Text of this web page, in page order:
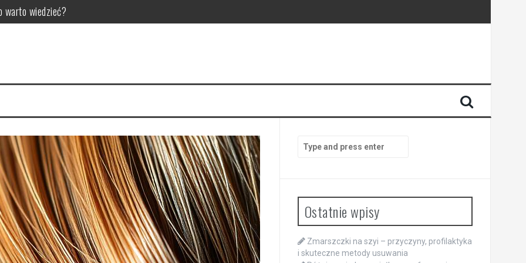
warto wiedzieć?
problemy
dla zdrowia
Przepis i właściwości
for:
Ostatnie wpisy
Zmarszczki na szyi – przyczyny, profilaktyka
i skuteczne metody usuwania